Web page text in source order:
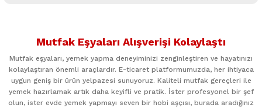
kullanarak tarafımıza iletebilirsiniz.
Ürün resmi kalitesiz, bozuk veya görüntülenemiyor.
Ürün açıklamasında eksik bilgiler bulunuyor.
Mutfak Eşyaları Alışverişi Kolaylaştı
Mutfak eşyaları, yemek yapma deneyiminizi zenginleştiren ve hayatınızı
kolaylaştıran önemli araçlardır. E-ticaret platformumuzda, her ihtiyaca
uygun geniş bir ürün yelpazesi sunuyoruz. Kaliteli mutfak gereçleri ile
yemek hazırlamak artık daha keyifli ve pratik. İster profesyonel bir şef
olun, ister evde yemek yapmayı seven bir hobi aşçısı, burada aradığınız